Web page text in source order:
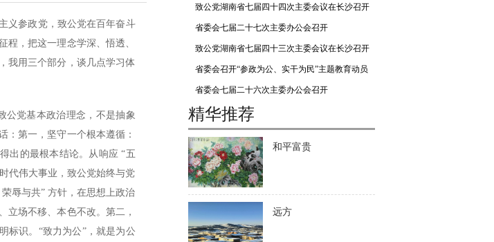
召开
致公党湖南省七届四十四次主委会议在长沙召开
省委会七届二十七次主委办公会召开
致公党湖南省七届四十三次主委会议在长沙召开
省委会召开“参政为公、实干为民”主题教育动员
会
省委会七届二十六次主委办公会召开
精华推荐
和平富贵
远方
义参政党，致公党在百年奋斗
，把这一理念学深、悟透、
我用三个部分，谈几点学习体
党基本政治理念，不是抽象
：第一，坚守一个根本遵循：
出的最根本结论。从响应 “五
代伟大事业，致公党始终与党
辱与共” 方针，在思想上政治
立场不移、本色不改。第二，
标识。“致力为公”，就是为公